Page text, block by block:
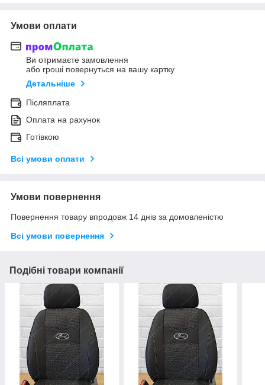
Умови оплати
Ви отримаєте замовлення
або гроші повернуться на вашу картку
Детальніше
Післяплата
Оплата на рахунок
Готівкою
Всі умови оплати
Умови повернення
Повернення товару впродовж 14 днів за домовленістю
Всі умови повернення
Подібні товари компанії